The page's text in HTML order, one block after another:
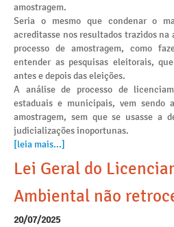
amostragem.
Seria o mesmo que condenar o
acreditasse nos resultados trazidos
processo de amostragem, como
entender as pesquisas eleitorais,
antes e depois das eleições.
A análise de processo de
estaduais e municipais, vem sendo
amostragem, sem que se usasse a
judicializações inoportunas.
[leia mais...]
Lei Geral do
Ambiental não
20/07/2025